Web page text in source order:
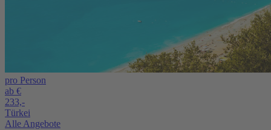
pro Person
ab €
233,-
Türkei
Alle Angebote